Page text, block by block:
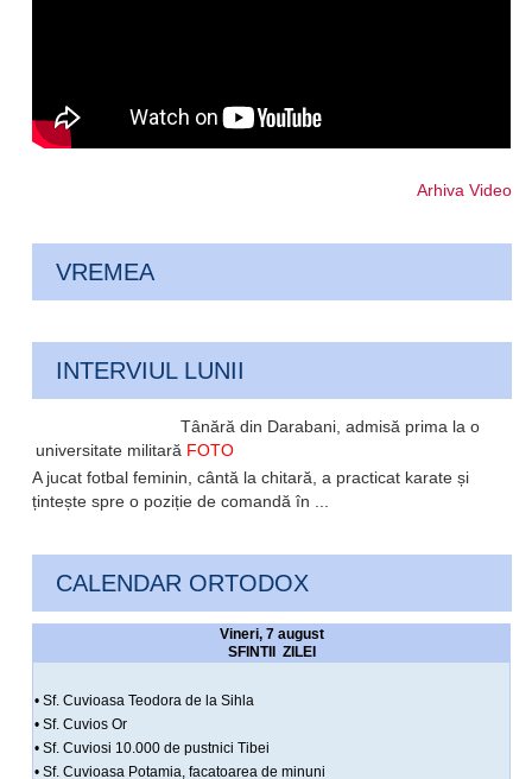
Arhiva Video
VREMEA
INTERVIUL LUNII
Tânără din Darabani, admisă prima la o
universitate militară FOTO
A jucat fotbal feminin, cântă la chitară, a practicat karate și
țintește spre o poziție de comandă în ...
CALENDAR ORTODOX
Vineri, 7 august
SFINTII ZILEI
• Sf. Cuvioasa Teodora de la Sihla
• Sf. Cuvios Or
• Sf. Cuviosi 10.000 de pustnici Tibei
• Sf. Cuvioasa Potamia, facatoarea de minuni